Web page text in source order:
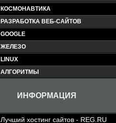
КОСМОНАВТИКА
РАЗРАБОТКА ВЕБ-САЙТОВ
GOOGLE
ЖЕЛЕЗО
LINUX
АЛГОРИТМЫ
ИНФОРМАЦИЯ
Лучший хостинг сайтов - REG.RU